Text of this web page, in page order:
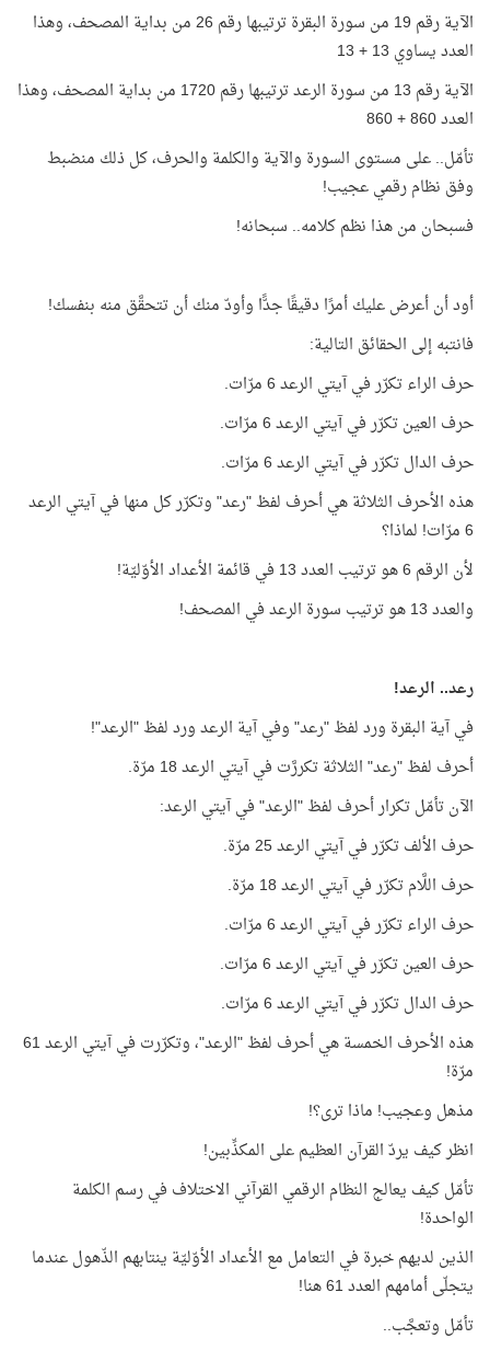
الآية رقم 19 من سورة البقرة ترتيبها رقم 26 من بداية المصحف، وهذا
العدد يساوي 13 + 13
الآية رقم 13 من سورة الرعد ترتيبها رقم 1720 من بداية المصحف، وهذا
العدد 860 + 860
تأمّل.. على مستوى السورة والآية والكلمة والحرف، كل ذلك منضبط
وفق نظام رقمي عجيب!
فسبحان من هذا نظم كلامه.. سبحانه!
أود أن أعرض عليك أمرًا دقيقًا جدًّا وأودّ منك أن تتحقَّق منه بنفسك!
فانتبه إلى الحقائق التالية:
حرف الراء تكرّر في آيتي الرعد 6 مرّات.
حرف العين تكرّر في آيتي الرعد 6 مرّات.
حرف الدال تكرّر في آيتي الرعد 6 مرّات.
هذه الأحرف الثلاثة هي أحرف لفظ "رعد" وتكرّر كل منها في آيتي الرعد
6 مرّات! لماذا؟
لأن الرقم 6 هو ترتيب العدد 13 في قائمة الأعداد الأوّليّة!
والعدد 13 هو ترتيب سورة الرعد في المصحف!
رعد.. الرعد!
في آية البقرة ورد لفظ "رعد" وفي آية الرعد ورد لفظ "الرعد"!
أحرف لفظ "رعد" الثلاثة تكررَّت في آيتي الرعد 18 مرّة.
الآن تأمّل تكرار أحرف لفظ "الرعد" في آيتي الرعد:
حرف الألف تكرّر في آيتي الرعد 25 مرّة.
حرف اللَّام تكرّر في آيتي الرعد 18 مرّة.
حرف الراء تكرّر في آيتي الرعد 6 مرّات.
حرف العين تكرّر في آيتي الرعد 6 مرّات.
حرف الدال تكرّر في آيتي الرعد 6 مرّات.
هذه الأحرف الخمسة هي أحرف لفظ "الرعد"، وتكرّرت في آيتي الرعد 61
مرّة!
مذهل وعجيب! ماذا ترى؟!
انظر كيف يردّ القرآن العظيم على المكذِّبين!
تأمّل كيف يعالج النظام الرقمي القرآني الاختلاف في رسم الكلمة
الواحدة!
الذين لديهم خبرة في التعامل مع الأعداد الأوّليّة ينتابهم الذّهول عندما
يتجلّى أمامهم العدد 61 هنا!
تأمّل وتعجَّب..